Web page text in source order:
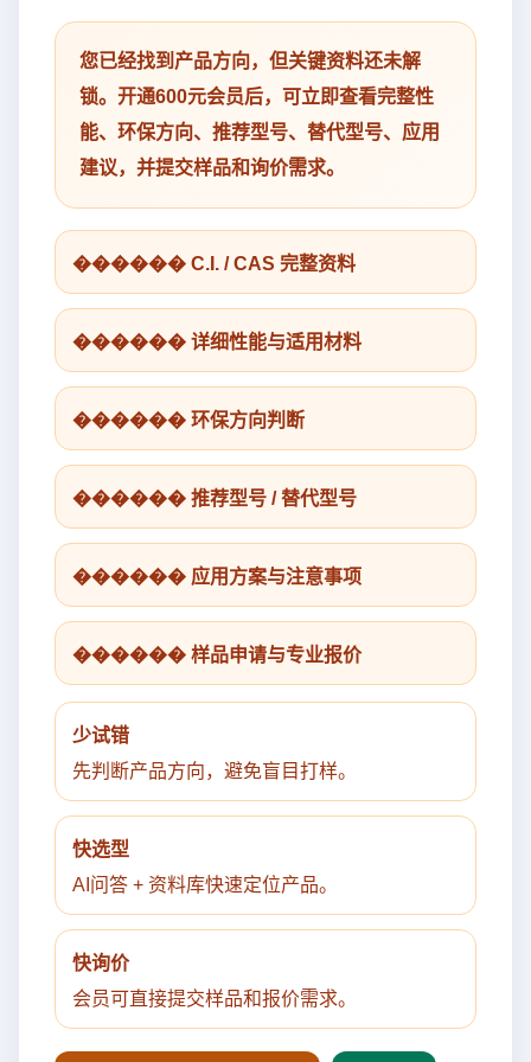
您已经找到产品方向，但关键资料还未解
锁。开通600元会员后，可立即查看完整性
能、环保方向、推荐型号、替代型号、应用
建议，并提交样品和询价需求。
������ C.I. / CAS 完整资料
������ 详细性能与适用材料
������ 环保方向判断
������ 推荐型号 / 替代型号
������ 应用方案与注意事项
������ 样品申请与专业报价
少试错
先判断产品方向，避免盲目打样。
快选型
AI问答 + 资料库快速定位产品。
快询价
会员可直接提交样品和报价需求。